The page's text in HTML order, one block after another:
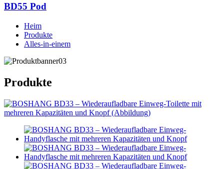
BD55 Pod
Heim
Produkte
Alles-in-einem
Produkte